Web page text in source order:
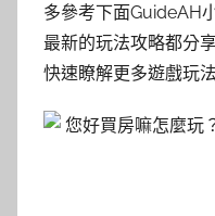
多參考下面GuideAH
最新的玩法攻略都分
快速瞭解更多遊戲玩